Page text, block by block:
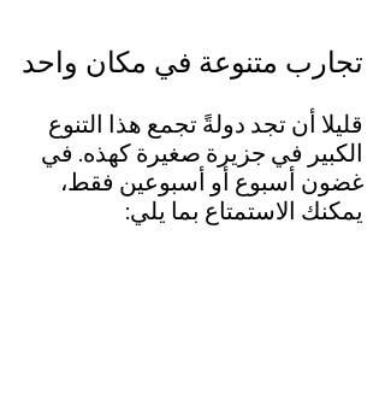
تجارب متنوعة في مكان واحد
قليلا أن تجد دولةً تجمع هذا التنوع
الكبير في جزيرة صغيرة كهذه. في
غضون أسبوع أو أسبوعين فقط،
يمكنك الاستمتاع بما يلي: